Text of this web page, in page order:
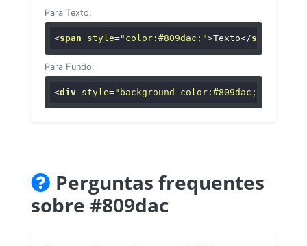
Para Texto:
<span style="color:#809dac;">Texto</span
Para Fundo:
<div style="background-color:#809dac;"
Perguntas frequentes
sobre #809dac